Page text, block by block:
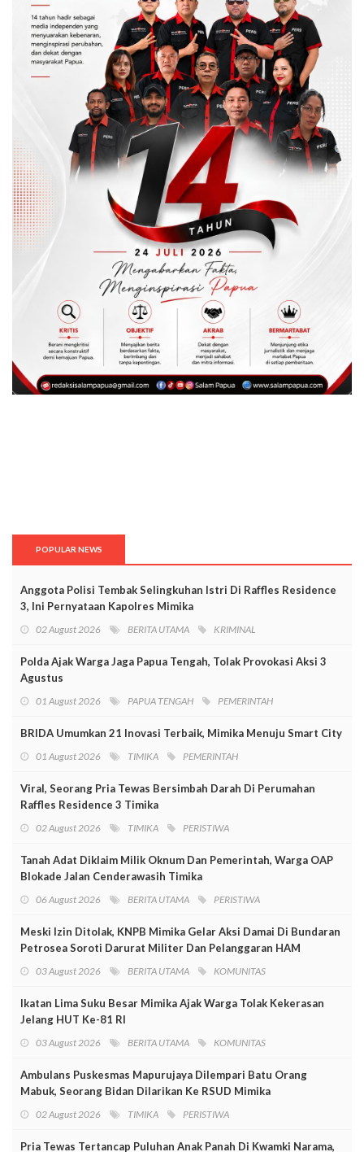
POPULAR NEWS
Anggota Polisi Tembak Selingkuhan Istri Di Raffles Residence
3, Ini Pernyataan Kapolres Mimika
02 August 2026 BERITA UTAMA KRIMINAL
Polda Ajak Warga Jaga Papua Tengah, Tolak Provokasi Aksi 3
Agustus
01 August 2026 PAPUA TENGAH PEMERINTAH
BRIDA Umumkan 21 Inovasi Terbaik, Mimika Menuju Smart City
01 August 2026 TIMIKA PEMERINTAH
Viral, Seorang Pria Tewas Bersimbah Darah Di Perumahan
Raffles Residence 3 Timika
02 August 2026 TIMIKA PERISTIWA
Tanah Adat Diklaim Milik Oknum Dan Pemerintah, Warga OAP
Blokade Jalan Cenderawasih Timika
06 August 2026 BERITA UTAMA PERISTIWA
Meski Izin Ditolak, KNPB Mimika Gelar Aksi Damai Di Bundaran
Petrosea Soroti Darurat Militer Dan Pelanggaran HAM
03 August 2026 BERITA UTAMA KOMUNITAS
Ikatan Lima Suku Besar Mimika Ajak Warga Tolak Kekerasan
Jelang HUT Ke-81 RI
03 August 2026 BERITA UTAMA KOMUNITAS
Ambulans Puskesmas Mapurujaya Dilempari Batu Orang
Mabuk, Seorang Bidan Dilarikan Ke RSUD Mimika
02 August 2026 TIMIKA PERISTIWA
Pria Tewas Tertancap Puluhan Anak Panah Di Kwamki Narama,